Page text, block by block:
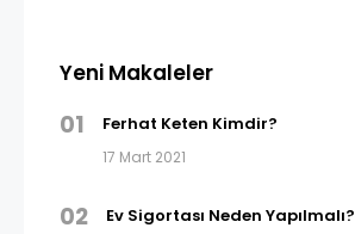
Yeni Makaleler
01 Ferhat Keten Kimdir?
17 Mart 2021
02 Ev Sigortası Neden Yapılmalı?